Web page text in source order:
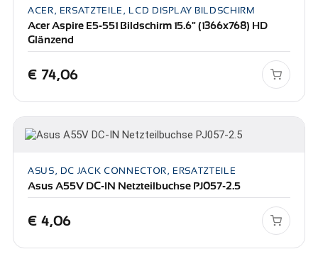
ACER, ERSATZTEILE, LCD DISPLAY BILDSCHIRM
Acer Aspire E5-551 Bildschirm 15.6" (1366x768) HD
Glänzend
€ 74,06
ASUS, DC JACK CONNECTOR, ERSATZTEILE
Asus A55V DC-IN Netzteilbuchse PJ057-2.5
€ 4,06